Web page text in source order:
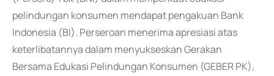
pelindungan konsumen mendapat pengakuan Bank
Indonesia (BI). Perseroan menerima apresiasi atas
keterlibatannya dalam menyukseskan Gerakan
Bersama Edukasi Pelindungan Konsumen (GEBER PK),